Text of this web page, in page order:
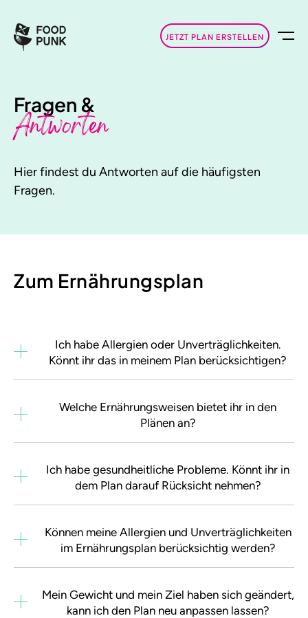
JETZT PLAN ERSTELLEN
Fragen &
Antworten
Hier findest du Antworten auf die häufigsten
Fragen.
Zum Ernährungsplan
Ich habe Allergien oder Unverträglichkeiten.
Könnt ihr das in meinem Plan berücksichtigen?
Welche Ernährungsweisen bietet ihr in den
Plänen an?
Ich habe gesundheitliche Probleme. Könnt ihr in
dem Plan darauf Rücksicht nehmen?
Können meine Allergien und Unverträglichkeiten
im Ernährungsplan berücksichtig werden?
Mein Gewicht und mein Ziel haben sich geändert,
kann ich den Plan neu anpassen lassen?